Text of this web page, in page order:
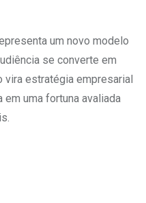
um novo modelo
se converte em
estratégia empresarial
uma fortuna avaliada